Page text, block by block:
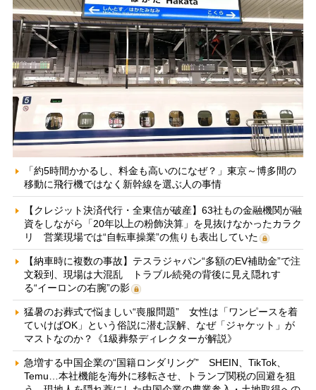
「約5時間かかるし、料金も高いのになぜ？」東京～博多間の
移動に飛行機ではなく新幹線を選ぶ人の事情
【クレジット決済代行・全東信が破産】63社もの金融機関が融
資をしながら「20年以上の粉飾決算」を見抜けなかったカラク
リ 営業現場では“自転車操業”の焦りも表出していた
【納車時に複数の事故】テスラジャパン“多額のEV補助金”で注
文殺到、現場は大混乱 トラブル続発の背後に見え隠れす
る“イーロンの右腕”の影
猛暑のお葬式で悩ましい“喪服問題” 女性は「ワンピースを着
ていけばOK」という俗説に潜む誤解、なぜ「ジャケット」が
マストなのか？《1級葬祭ディレクターが解説》
急増する中国企業の“国籍ロンダリング” SHEIN、TikTok、
Temu…本社機能を海外に移転させ、トランプ関税の回避を狙